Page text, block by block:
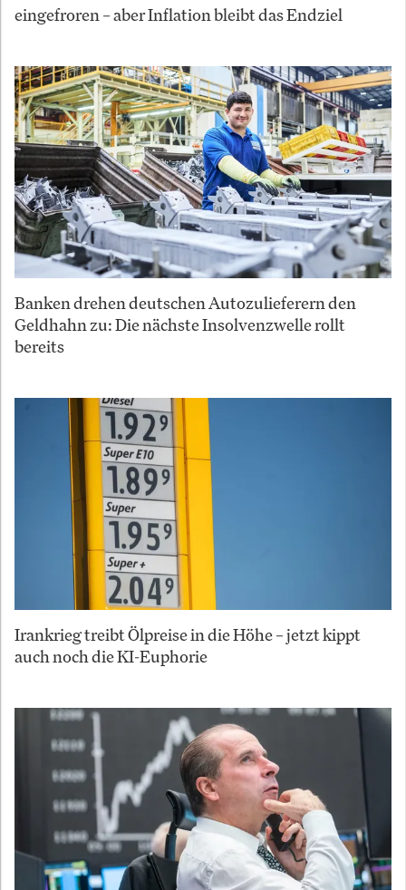
eingefroren – aber Inflation bleibt das Endziel
Banken drehen deutschen Autozulieferern den
Geldhahn zu: Die nächste Insolvenzwelle rollt
bereits
Irankrieg treibt Ölpreise in die Höhe – jetzt kippt
auch noch die KI-Euphorie